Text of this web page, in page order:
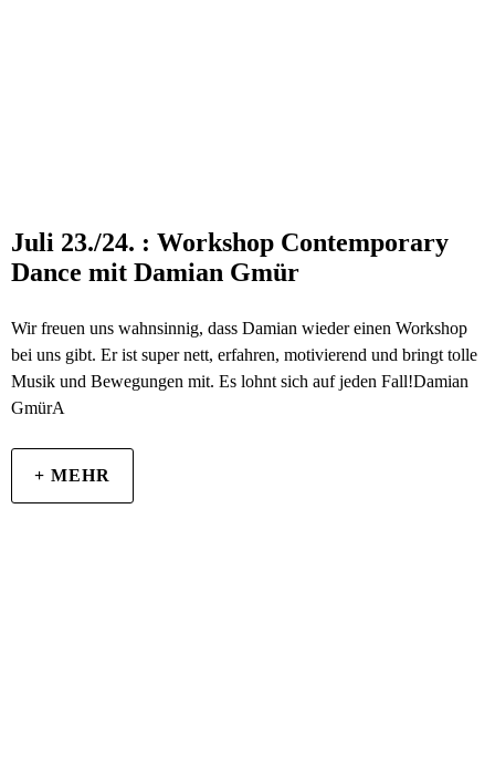
Juli 23./24. : Workshop Contemporary
Dance mit Damian Gmür
Wir freuen uns wahnsinnig, dass Damian wieder einen Workshop
bei uns gibt. Er ist super nett, erfahren, motivierend und bringt tolle
Musik und Bewegungen mit. Es lohnt sich auf jeden Fall!Damian
GmürA
+ MEHR